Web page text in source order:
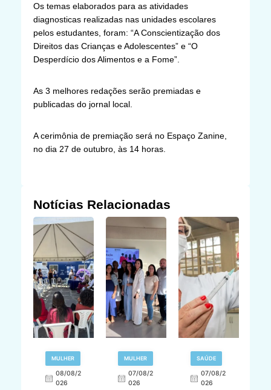
Os temas elaborados para as atividades
diagnosticas realizadas nas unidades escolares
pelos estudantes, foram: “A Conscientização dos
Direitos das Crianças e Adolescentes” e “O
Desperdício dos Alimentos e a Fome”.
As 3 melhores redações serão premiadas e
publicadas do jornal local.
A cerimônia de premiação será no Espaço Zanine,
no dia 27 de outubro, às 14 horas.
Notícias Relacionadas
MULHER
08/08/2
026
MULHER
07/08/2
026
SAÚDE
07/08/2
026